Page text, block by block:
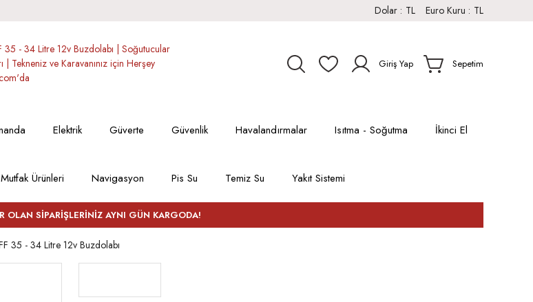
Dolar : TL Euro Kuru : TL
Giriş Yap Sepetim
Elektrik Güverte Güvenlik Havalandırmalar Isıtma - Soğutma İkinci El
Mutfak Ürünleri Navigasyon Pis Su Temiz Su Yakıt Sistemi
OLAN SİPARİŞLERİNİZ AYNI GÜN KARGODA!
35 - 34 Litre 12v Buzdolabı